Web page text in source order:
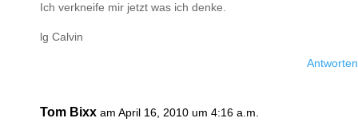
Ich verkneife mir jetzt was ich denke.
lg Calvin
Antworten
Tom Bixx am April 16, 2010 um 4:16 a.m.